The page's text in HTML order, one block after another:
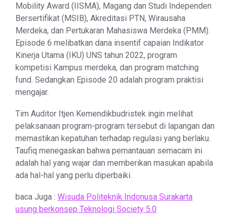
Mobility Award (IISMA), Magang dan Studi Independen
Bersertifikat (MSIB), Akreditasi PTN, Wirausaha
Merdeka, dan Pertukaran Mahasiswa Merdeka (PMM).
Episode 6 melibatkan dana insentif capaian Indikator
Kinerja Utama (IKU) UNS tahun 2022, program
kompetisi Kampus merdeka, dan program matching
fund. Sedangkan Episode 20 adalah program praktisi
mengajar.
Tim Auditor Itjen Kemendikbudristek ingin melihat
pelaksanaan program-program tersebut di lapangan dan
memastikan kepatuhan terhadap regulasi yang berlaku.
Taufiq menegaskan bahwa pemantauan semacam ini
adalah hal yang wajar dan memberikan masukan apabila
ada hal-hal yang perlu diperbaiki.
baca Juga : Wisuda Politeknik Indonusa Surakarta
usung berkonsep Teknologi Society 5.0